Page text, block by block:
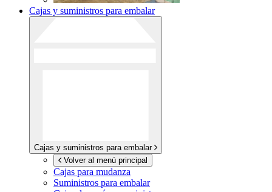
Cajas y suministros para embalar
Cajas y suministros para embalar
Volver al menú principal
Cajas para mudanza
Suministros para embalar